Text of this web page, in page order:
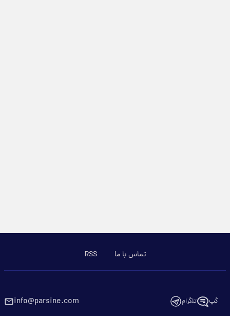
تماس با ما RSS
گپ تلگرام info@parsine.com